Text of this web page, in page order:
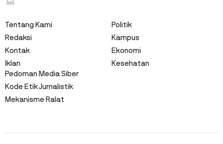
Tentang Kami
Redaksi
Kontak
Iklan
Politik
Kampus
Ekonomi
Kesehatan
Pedoman Media Siber
Kode Etik Jurnalistik
Mekanisme Ralat